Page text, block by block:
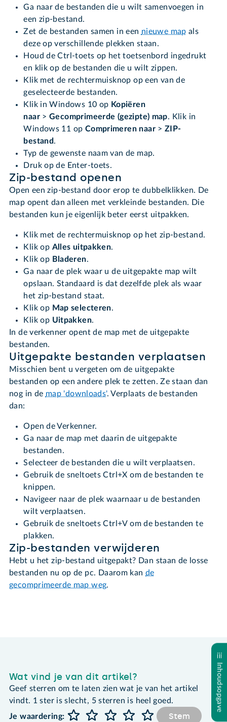
Ga naar de bestanden die u wilt samenvoegen in
een zip-bestand.
Zet de bestanden samen in een nieuwe map als
deze op verschillende plekken staan.
Houd de Ctrl-toets op het toetsenbord ingedrukt
en klik op de bestanden die u wilt zippen.
Klik met de rechtermuisknop op een van de
geselecteerde bestanden.
Klik in Windows 10 op Kopiëren
naar> Gecomprimeerde (gezipte) map. Klik in
Windows 11 op Comprimeren naar >ZIP-
bestand.
Typ de gewenste naam van de map.
Druk op de Enter-toets.
Zip-bestand openen
Open een zip-bestand door erop te dubbelklikken. De
map opent dan alleen met verkleinde bestanden. Die
bestanden kun je eigenlijk beter eerst uitpakken.
Klik met de rechtermuisknop op het zip-bestand.
Klik op Alles uitpakken.
Klik op Bladeren.
Ga naar de plek waar u de uitgepakte map wilt
opslaan. Standaard is dat dezelfde plek als waar
het zip-bestand staat.
Klik op Map selecteren.
Klik op Uitpakken.
In de verkenner opent de map met de uitgepakte
bestanden.
Uitgepakte bestanden verplaatsen
Misschien bent u vergeten om de uitgepakte
bestanden op een andere plek te zetten. Ze staan dan
nog in de map 'downloads'. Verplaats de bestanden
dan:
Open de Verkenner.
Ga naar de map met daarin de uitgepakte
bestanden.
Selecteer de bestanden die u wilt verplaatsen.
Gebruik de sneltoets Ctrl+X om de bestanden te
knippen.
Navigeer naar de plek waarnaar u de bestanden
wilt verplaatsen.
Gebruik de sneltoets Ctrl+V om de bestanden te
plakken.
Zip-bestanden verwijderen
Hebt u het zip-bestand uitgepakt? Dan staan de losse
bestanden nu op de pc. Daarom kan de
gecomprimeerde map weg.
Inhoudsopgave
Wat vind je van dit artikel?
Geef sterren om te laten zien wat je van het artikel
vindt. 1 ster is slecht, 5 sterren is heel goed.
Je waardering:
Stem